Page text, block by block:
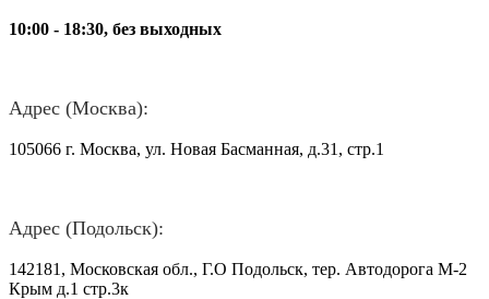
10:00 - 18:30, без выходных
Адрес (Москва):
105066 г. Москва, ул. Новая Басманная, д.31, стр.1
Адрес (Подольск):
142181, Московская обл., Г.О Подольск, тер. Автодорога М-2
Крым д.1 стр.3к